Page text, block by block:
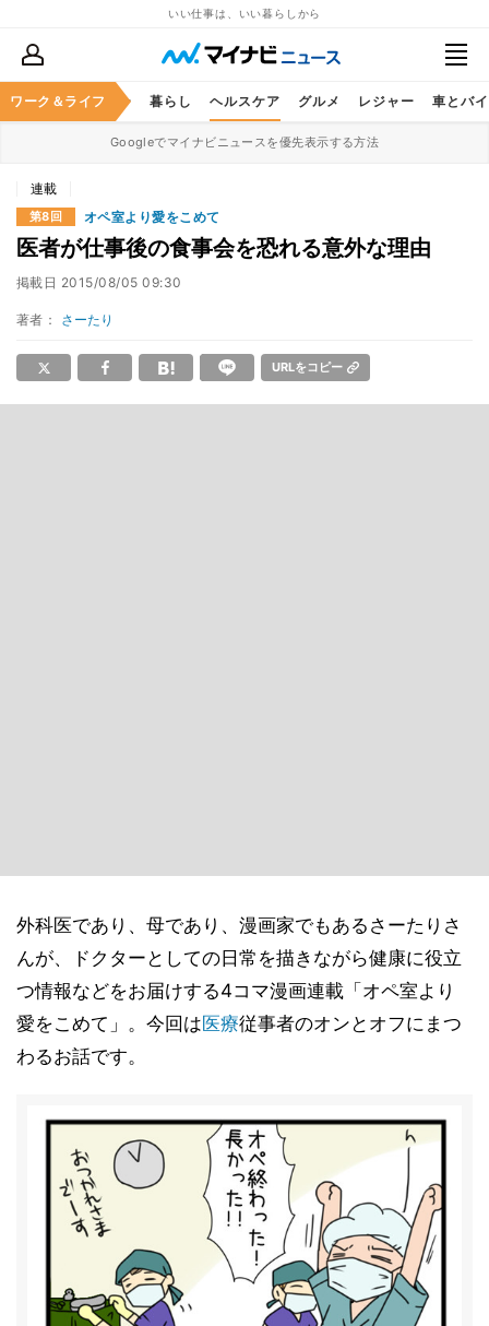
いい仕事は、いい暮らしから
ワーク＆ライフ
ススキル マネー 暮らし ヘルスケア グルメ レジャー 車とバ
Googleでマイナビニュースを優先表示する方法
連載
第8回 オペ室より愛をこめて
医者が仕事後の食事会を恐れる意外な理由
掲載日 2015/08/05 09:30
著者： さーたり
URLをコピー
外科医であり、母であり、漫画家でもあるさーたりさ
んが、ドクターとしての日常を描きながら健康に役立
つ情報などをお届けする4コマ漫画連載「オペ室より
愛をこめて」。今回は医療従事者のオンとオフにまつ
わるお話です。